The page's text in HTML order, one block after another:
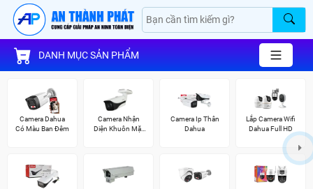
DANH MỤC SẢN PHẨM
Camera Dahua
Có Màu Ban Đêm
Camera Nhận
Diện Khuôn Mặt
Camera Ip Thân
Dahua
Lắp Camera Wifi
Dahua Full HD